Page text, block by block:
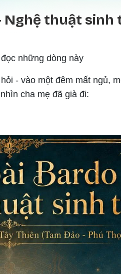
Nghệ thuật sinh
những dòng này
- vào một đêm mất ngủ,
cha mẹ đã già đi: